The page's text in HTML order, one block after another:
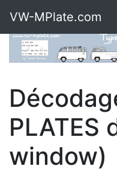
VW-MPlate.com
PLATES
window)